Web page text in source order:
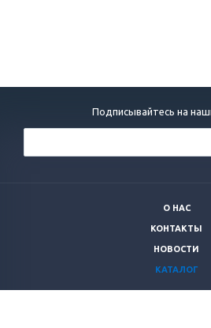
Подписывайтесь на
О НАС
КОНТАКТЫ
НОВОСТИ
КАТАЛОГ